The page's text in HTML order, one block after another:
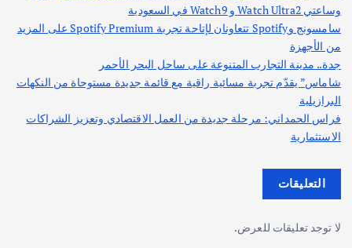
وساعتي Watch Ultra2 و Watch9 في السعودية
سامسونج وSpotify تتعاونان لإتاحة تجربة Spotify Premium على المزيد
من الأجهزة
جدة.. مدينة التجارب المتنوعة على ساحل البحر الأحمر
شاماس” يقدّم تجربة مسائية راقية مع قائمة جديدة مستوحاة من النكهات
البرازيلية
فراس الحمداني: مرحلة جديدة من العمل الاقتصادي وتعزيز الشراكات
الاستثمارية
التعليقات
لا توجد تعليقات للعرض.